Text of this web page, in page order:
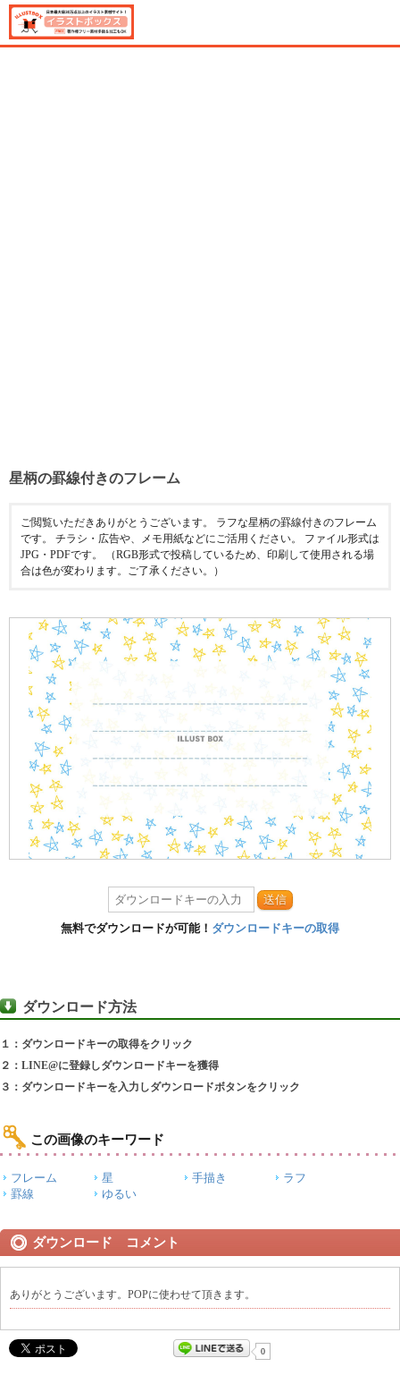
星柄の罫線付きのフレーム
ご閲覧いただきありがとうございます。 ラフな星柄の罫線付きのフレーム
です。 チラシ・広告や、メモ用紙などにご活用ください。 ファイル形式は
JPG・PDFです。 （RGB形式で投稿しているため、印刷して使用される場
合は色が変わります。ご了承ください。）
送信
無料でダウンロードが可能！ ダウンロードキーの取得
ダウンロード方法
１：ダウンロードキーの取得をクリック
２：LINE@に登録しダウンロードキーを獲得
３：ダウンロードキーを入力しダウンロードボタンをクリック
この画像のキーワード
フレーム 星 手描き
ラフ
罫線
ゆるい
ダウンロード コメント
ありがとうございます。POPに使わせて頂きます。
0